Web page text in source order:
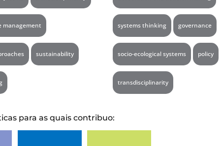
management
sustainability
systems thinking governance
socio-ecological systems policy
transdisciplinarity
para as quais contribuo: